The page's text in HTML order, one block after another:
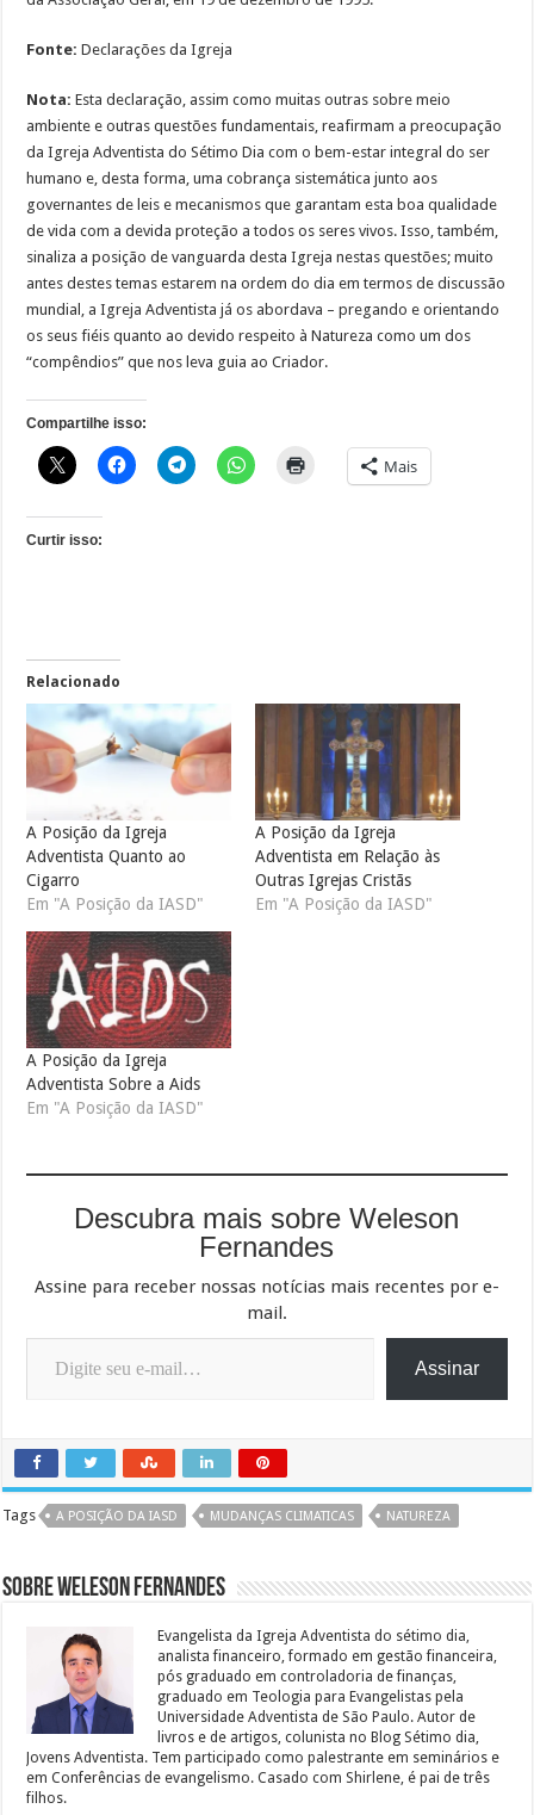
Fonte:Declarações da Igreja
Nota:Esta declaração, assim como muitas outras sobre meio
ambiente e outras questões fundamentais, reafirmam a preocupação
da Igreja Adventista do Sétimo Dia com o bem-estar integral do ser
humano e, desta forma, uma cobrança sistemática junto aos
governantes de leis e mecanismos que garantam esta boa qualidade
de vida com a devida proteção a todos os seres vivos. Isso, também,
sinaliza a posição de vanguarda desta Igreja nestas questões; muito
antes destes temas estarem na ordem do dia em termos de discussão
mundial, a Igreja Adventista já os abordava – pregando e orientando
os seus fiéis quanto ao devido respeito à Natureza como um dos
“compêndios” que nos leva guia ao Criador.
Compartilhe isso:
Mais
Curtir isso:
Relacionado
A Posição da Igreja
Adventista Quanto ao
Cigarro
Em "A Posição da IASD"
A Posição da Igreja
Adventista em Relação às
Outras Igrejas Cristãs
Em "A Posição da IASD"
A Posição da Igreja
Adventista Sobre a Aids
Em "A Posição da IASD"
Descubra mais sobre Weleson
Fernandes
Assine para receber nossas notícias mais recentes por e-
mail.
Digite seu e-mail…
Assinar
Tags A POSIÇÃO DA IASD MUDANÇAS CLIMATICAS NATUREZA
Sobre Weleson Fernandes
Evangelista da Igreja Adventista do sétimo dia,
analista financeiro, formado em gestão financeira,
pós graduado em controladoria de finanças,
graduado em Teologia para Evangelistas pela
Universidade Adventista de São Paulo. Autor de
livros e de artigos, colunista no Blog Sétimo dia,
Jovens Adventista. Tem participado como palestrante em seminários e
em Conferências de evangelismo. Casado com Shirlene, é pai de três
filhos.